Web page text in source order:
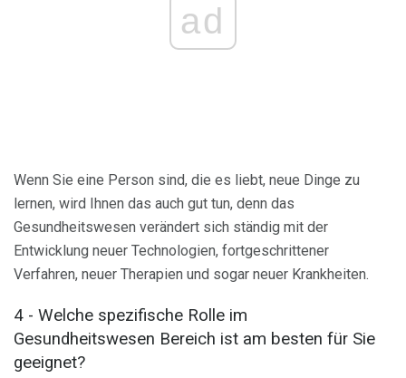
ad
Wenn Sie eine Person sind, die es liebt, neue Dinge zu
lernen, wird Ihnen das auch gut tun, denn das
Gesundheitswesen verändert sich ständig mit der
Entwicklung neuer Technologien, fortgeschrittener
Verfahren, neuer Therapien und sogar neuer Krankheiten.
4 - Welche spezifische Rolle im
Gesundheitswesen Bereich ist am besten für Sie
geeignet?